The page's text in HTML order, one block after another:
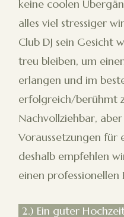
keine coolen
alles viel stressiger
Club DJ sein Gesicht
treu bleiben, um
erlangen und im
erfolgreich/berühmt
Nachvollziehbar,
Voraussetzungen für
deshalb empfehlen
einen professionellen
2.) Ein guter